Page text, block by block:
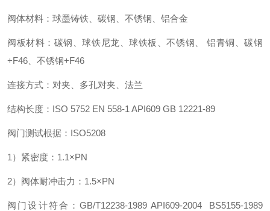
阀体材料：球墨铸铁、碳钢、不锈钢、铝合金
阀板材料：碳钢、球铁尼龙、球铁板、不锈钢、 铝青铜、碳钢
+F46、不锈钢+F46
连接方式：对夹、多孔对夹、法兰
结构长度：ISO 5752 EN 558-1 API609 GB 12221-89
阀门测试根据：ISO5208
1）紧密度：1.1×PN
2）阀体耐冲击力：1.5×PN
阀门设计符合：GB/T12238-1989 API609-2004 BS5155-1989